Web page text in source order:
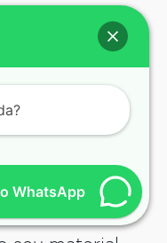
ficaria.
mas que serão
de acordo
WhatsApp